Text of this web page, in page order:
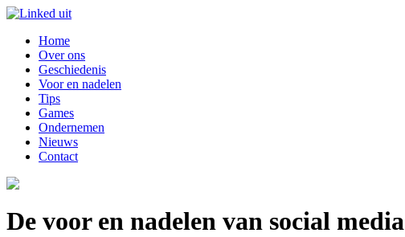
Home
Over ons
Geschiedenis
Voor en nadelen
Tips
Games
Ondernemen
Nieuws
Contact
De voor en nadelen van social media